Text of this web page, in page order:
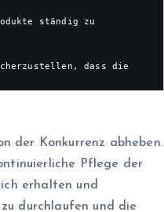
ständig zu
dass die
der Konkurrenz abheben.
Pflege der
erhalten und
durchlaufen und die